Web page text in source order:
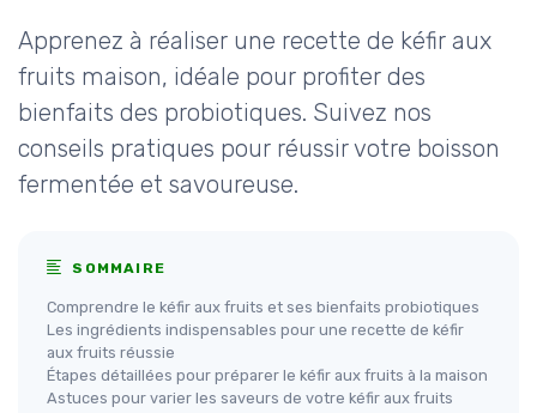
Apprenez à réaliser une recette de kéfir aux
fruits maison, idéale pour profiter des
bienfaits des probiotiques. Suivez nos
conseils pratiques pour réussir votre boisson
fermentée et savoureuse.
SOMMAIRE
Comprendre le kéfir aux fruits et ses bienfaits probiotiques
Les ingrédients indispensables pour une recette de kéfir
aux fruits réussie
Étapes détaillées pour préparer le kéfir aux fruits à la maison
Astuces pour varier les saveurs de votre kéfir aux fruits